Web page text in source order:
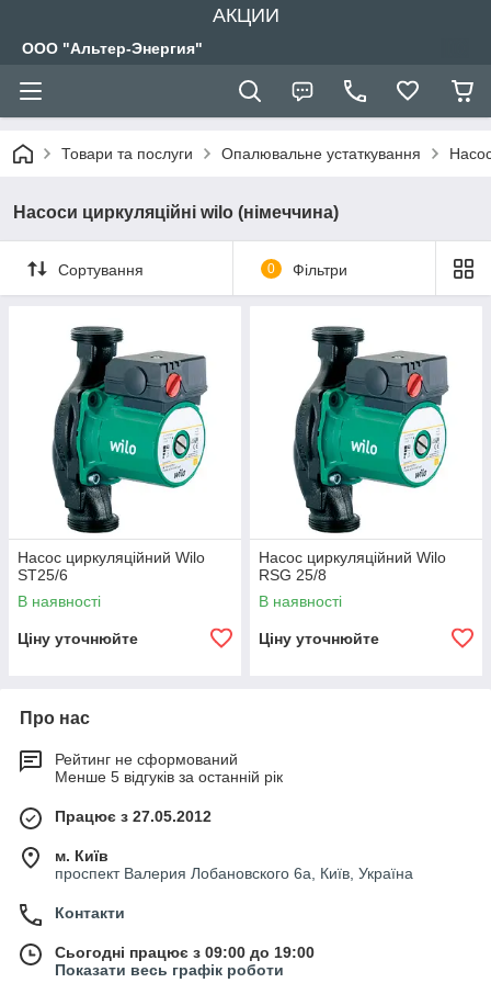
АКЦИИ
ООО "Альтер-Энергия"
Товари та послуги Опалювальне устаткування
Насоси циркуляційні wilo (німеччина)
Сортування 0 Фільтри
Насос циркуляційний Wilo
ST25/6
В наявності
Ціну уточнюйте
Насос циркуляційний Wilo
RSG 25/8
В наявності
Ціну уточнюйте
Про нас
Рейтинг не сформований
Менше 5 відгуків за останній рік
Працює з 27.05.2012
м. Київ
проспект Валерия Лобановского 6а, Київ, Україна
Контакти
Сьогодні працює з 09:00 до 19:00
Показати весь графік роботи